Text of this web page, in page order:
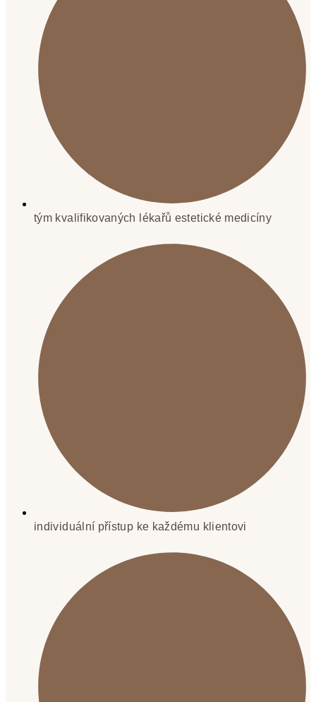
tým kvalifikovaných lékařů estetické medicíny
individuální přístup ke každému klientovi